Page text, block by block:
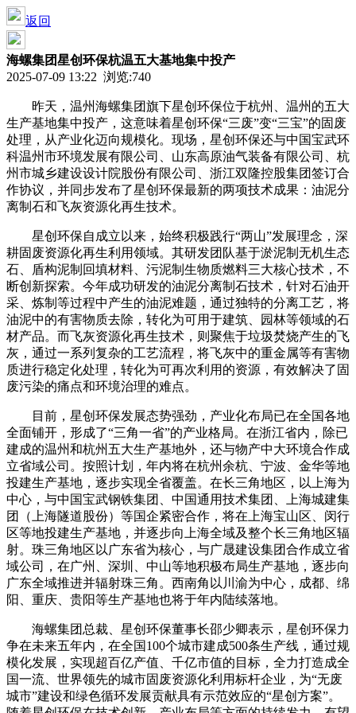
返回
海螺集团星创环保杭温五大基地集中投产
2025-07-09 13:22 浏览:740
昨天，温州海螺集团旗下星创环保位于杭州、温州的五大
生产基地集中投产，这意味着星创环保“三废”变“三宝”的固废
处理，从产业化迈向规模化。现场，星创环保还与中国宝武环
科温州市环境发展有限公司、山东高原油气装备有限公司、杭
州市城乡建设设计院股份有限公司、浙江双隆控股集团签订合
作协议，并同步发布了星创环保最新的两项技术成果：油泥分
离制石和飞灰资源化再生技术。
星创环保自成立以来，始终积极践行“两山”发展理念，深
耕固废资源化再生利用领域。其研发团队基于淤泥制无机生态
石、盾构泥制回填材料、污泥制生物质燃料三大核心技术，不
断创新探索。今年成功研发的油泥分离制石技术，针对石油开
采、炼制等过程中产生的油泥难题，通过独特的分离工艺，将
油泥中的有害物质去除，转化为可用于建筑、园林等领域的石
材产品。而飞灰资源化再生技术，则聚焦于垃圾焚烧产生的飞
灰，通过一系列复杂的工艺流程，将飞灰中的重金属等有害物
质进行稳定化处理，转化为可再次利用的资源，有效解决了固
废污染的痛点和环境治理的难点。
目前，星创环保发展态势强劲，产业化布局已在全国各地
全面铺开，形成了“三角一省”的产业格局。在浙江省内，除已
建成的温州和杭州五大生产基地外，还与物产中大环境合作成
立省域公司。按照计划，年内将在杭州余杭、宁波、金华等地
投建生产基地，逐步实现全省覆盖。在长三角地区，以上海为
中心，与中国宝武钢铁集团、中国通用技术集团、上海城建集
团（上海隧道股份）等国企紧密合作，将在上海宝山区、闵行
区等地投建生产基地，并逐步向上海全域及整个长三角地区辐
射。珠三角地区以广东省为核心，与广晟建设集团合作成立省
域公司，在广州、深圳、中山等地积极布局生产基地，逐步向
广东全域推进并辐射珠三角。西南角以川渝为中心，成都、绵
阳、重庆、贵阳等生产基地也将于年内陆续落地。
海螺集团总裁、星创环保董事长邵少卿表示，星创环保力
争在未来五年内，在全国100个城市建成500条生产线，通过规
模化发展，实现超百亿产值、千亿市值的目标，全力打造成全
国一流、世界领先的城市固废资源化利用标杆企业，为“无废
城市”建设和绿色循环发展贡献具有示范效应的“星创方案”。